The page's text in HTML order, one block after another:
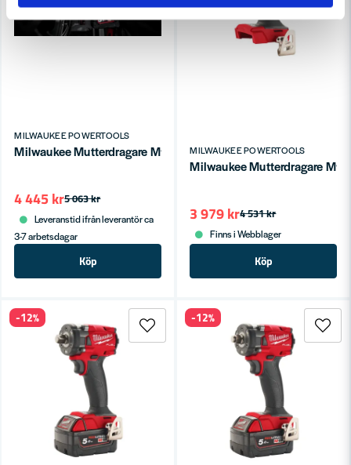
MILWAUKEE POWERTOOLS
Milwaukee Mutterdragare M18 FMTIW2P12-0X (utan batteri)
5 063 kr
4 445 kr
Leveranstid ifrån leverantör ca
3-7 arbetsdagar
Köp
MILWAUKEE POWERTOOLS
Milwaukee Mutterdragare
4 531 kr
3 979 kr
Finns i Webblager
Köp
-12% -12%